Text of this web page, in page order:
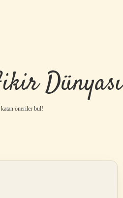
Dünyası
katan öneriler bul!